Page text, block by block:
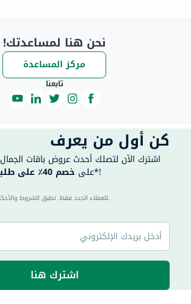
نحن هنا لمساعدتك!
مركز المساعدة
تابعنا
كن أول من يعرف
اشترك الآن لتصلك أحدث عروض باقات
على خصم 40٪ على طلبك الأول مباشرةً*!
40 للعملاء الجدد فقط. تطبق الشروط والأحكام.
اشترك هنا